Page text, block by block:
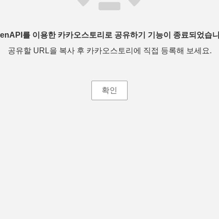
를 이용한 카카오스토리로 공유하기 기능이 종료되었습
공유할 URL을 복사 후 카카오스토리에 직접 등록해 보세요.
확인